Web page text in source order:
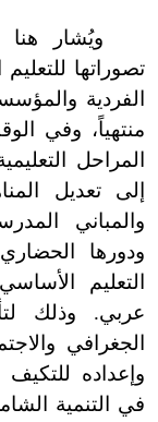
ويُشار
تصوراتها
الفردية
منتهياً، وفي
المراحل
إلى تعديل
والمباني
ودورها
التعليم
عربي. وذلك
الجغرافي
وإعداده
في التنمية